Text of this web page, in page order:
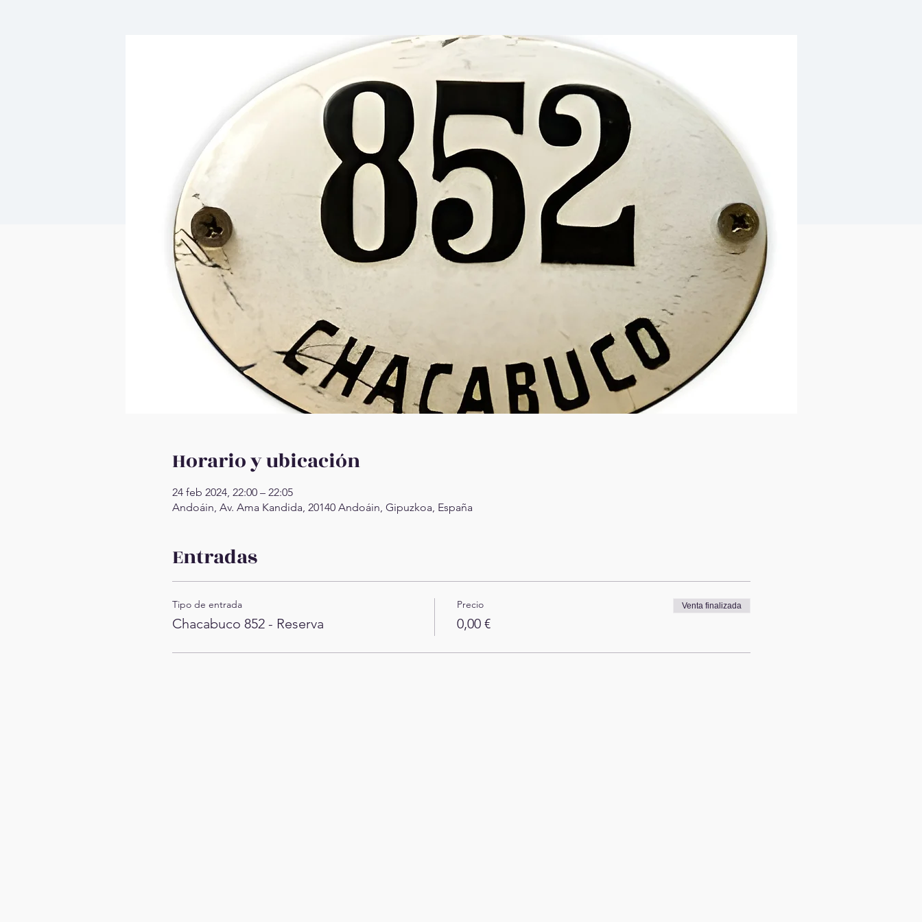
Horario y ubicación
24 feb 2024, 22:00 – 22:05
Andoáin, Av. Ama Kandida, 20140 Andoáin, Gipuzkoa, España
Entradas
Tipo de entrada
Chacabuco 852 - Reserva
Precio
0,00 €
Venta finalizada